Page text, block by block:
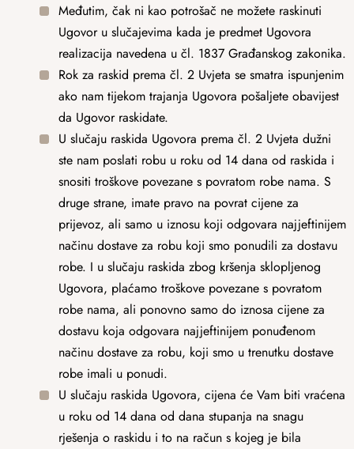
Međutim, čak ni kao potrošač ne možete raskinuti
Ugovor u slučajevima kada je predmet Ugovora
realizacija navedena u čl. 1837 Građanskog zakonika.
Rok za raskid prema čl. 2 Uvjeta se smatra ispunjenim
ako nam tijekom trajanja Ugovora pošaljete obavijest
da Ugovor raskidate.
U slučaju raskida Ugovora prema čl. 2 Uvjeta dužni
ste nam poslati robu u roku od 14 dana od raskida i
snositi troškove povezane s povratom robe nama. S
druge strane, imate pravo na povrat cijene za
prijevoz, ali samo u iznosu koji odgovara najjeftinijem
načinu dostave za robu koji smo ponudili za dostavu
robe. I u slučaju raskida zbog kršenja sklopljenog
Ugovora, plaćamo troškove povezane s povratom
robe nama, ali ponovno samo do iznosa cijene za
dostavu koja odgovara najjeftinijem ponuđenom
načinu dostave za robu, koji smo u trenutku dostave
robe imali u ponudi.
U slučaju raskida Ugovora, cijena će Vam biti vraćena
u roku od 14 dana od dana stupanja na snagu
rješenja o raskidu i to na račun s kojeg je bila